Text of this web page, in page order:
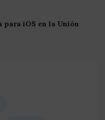
iOS en la Unión